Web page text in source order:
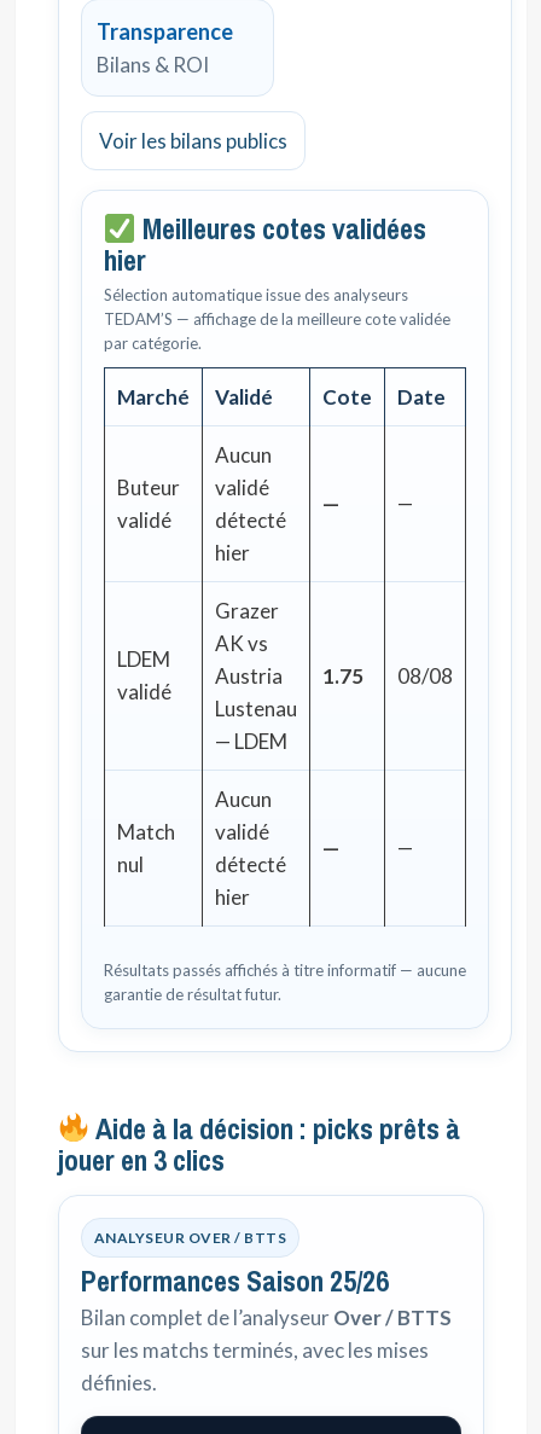
Transparence
Bilans & ROI
Voir les bilans publics
Meilleures cotes validées
hier
Sélection automatique issue des analyseurs
TEDAM’S — affichage de la meilleure cote validée
par catégorie.
Marché Validé Cote Date
Buteur
validé
Aucun
validé
détecté
hier
— —
LDEM
validé
Grazer
AK vs
Austria
Lustenau
— LDEM
1.75 08/08
Match
nul
Aucun
validé
détecté
hier
— —
Résultats passés affichés à titre informatif — aucune
garantie de résultat futur.
Aide à la décision : picks prêts à
jouer en 3 clics
ANALYSEUR OVER / BTTS
Performances Saison 25/26
Bilan complet de l’analyseurOver / BTTS
sur les matchs terminés, avec les mises
définies.